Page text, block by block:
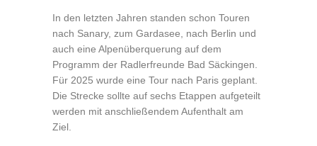
In den letzten Jahren standen schon Touren
nach Sanary, zum Gardasee, nach Berlin und
auch eine Alpenüberquerung auf dem
Programm der Radlerfreunde Bad Säckingen.
Für 2025 wurde eine Tour nach Paris geplant.
Die Strecke sollte auf sechs Etappen aufgeteilt
werden mit anschließendem Aufenthalt am
Ziel.